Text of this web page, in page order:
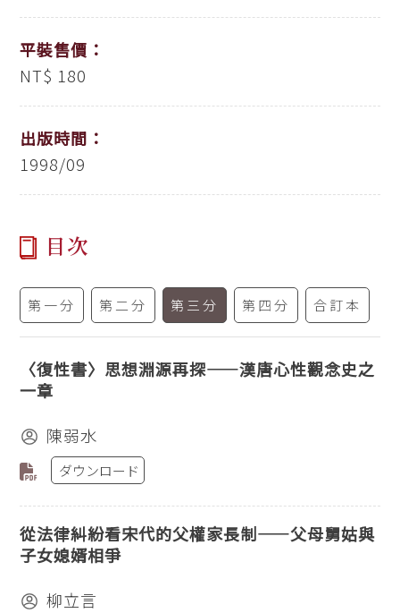
平裝售價：
NT$ 180
出版時間：
1998/09
目次
第一分 第二分 第三分 第四分 合訂本
〈復性書〉思想淵源再探——漢唐心性觀念史之
一章
陳弱水
ダウンロード
從法律糾紛看宋代的父權家長制——父母舅姑與
子女媳婿相爭
柳立言